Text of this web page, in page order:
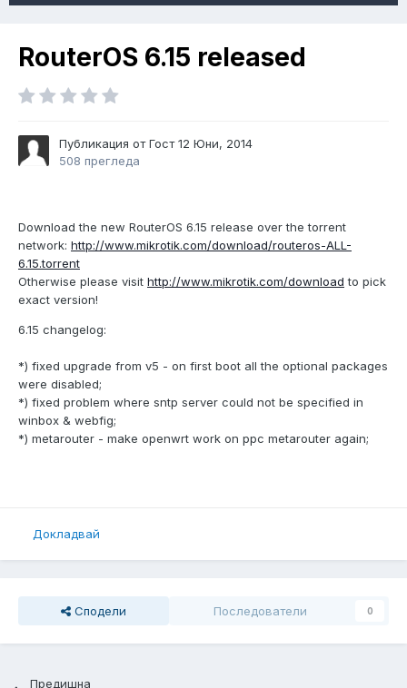
RouterOS 6.15 released
Публикация от Гост12 Юни, 2014
508 прегледа
Download the new RouterOS 6.15 release over the torrent
network: http://www.mikrotik.com/download/routeros-ALL-
6.15.torrent
Otherwise please visit http://www.mikrotik.com/download to pick
exact version!
6.15 changelog:
*) fixed upgrade from v5 - on first boot all the optional packages
were disabled;
*) fixed problem where sntp server could not be specified in
winbox & webfig;
*) metarouter - make openwrt work on ppc metarouter again;
Докладвай
Сподели Последователи 0
Предишна